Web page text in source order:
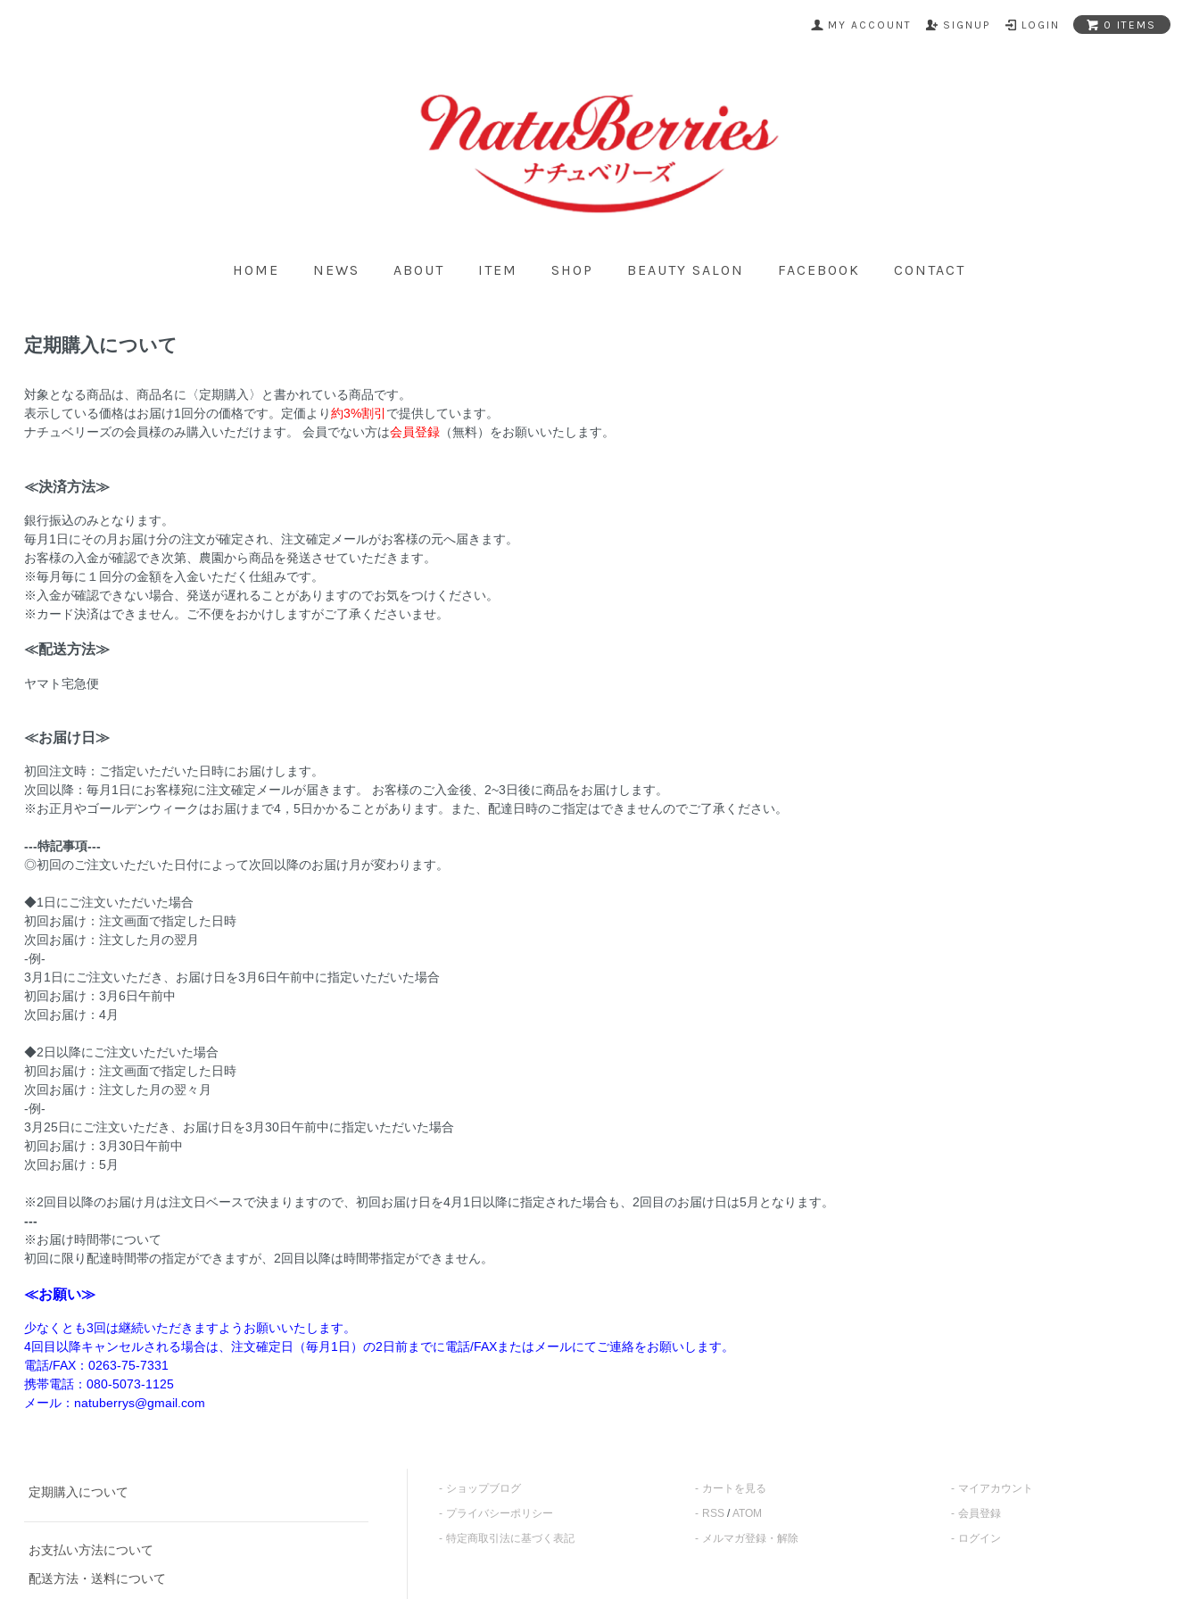
MY ACCOUNT SIGNUP LOGIN 0 ITEMS
HOME NEWS ABOUT ITEM SHOP BEAUTY SALON FACEBOOK CONTACT
定期購入について
対象となる商品は、商品名に〈定期購入〉と書かれている商品です。
表示している価格はお届け1回分の価格です。定価より約3%割引 で提供しています。
ナチュベリーズの会員様のみ購入いただけます。 会員でない方は会員登録（無料）をお願いいたします。
≪決済方法≫
銀行振込のみとなります。
毎月1日にその月お届け分の注文が確定され、注文確定メールがお客様の元へ届きます。
お客様の入金が確認でき次第、農園から商品を発送させていただきます。
※毎月毎に１回分の金額を入金いただく仕組みです。
※入金が確認できない場合、発送が遅れることがありますのでお気をつけください。
※カード決済はできません。ご不便をおかけしますがご了承くださいませ。
≪配送方法≫
ヤマト宅急便
≪お届け日≫
初回注文時：ご指定いただいた日時にお届けします。
次回以降：毎月1日にお客様宛に注文確定メールが届きます。 お客様のご入金後、2~3日後に商品をお届けします。
※お正月やゴールデンウィークはお届けまで4，5日かかることがあります。また、配達日時のご指定はできませんのでご了承ください。
---特記事項---
◎初回のご注文いただいた日付によって次回以降のお届け月が変わります。
◆1日にご注文いただいた場合
初回お届け：注文画面で指定した日時
次回お届け：注文した月の翌月
-例-
3月1日にご注文いただき、お届け日を3月6日午前中に指定いただいた場合
初回お届け：3月6日午前中
次回お届け：4月
◆2日以降にご注文いただいた場合
初回お届け：注文画面で指定した日時
次回お届け：注文した月の翌々月
-例-
3月25日にご注文いただき、お届け日を3月30日午前中に指定いただいた場合
初回お届け：3月30日午前中
次回お届け：5月
※2回目以降のお届け月は注文日ベースで決まりますので、初回お届け日を4月1日以降に指定された場合も、2回目のお届け日は5月となります。
---
※お届け時間帯について
初回に限り配達時間帯の指定ができますが、2回目以降は時間帯指定ができません。
≪お願い≫
少なくとも3回は継続いただきますようお願いいたします。
4回目以降キャンセルされる場合は、注文確定日（毎月1日）の2日前までに電話/FAXまたはメールにてご連絡をお願いします。
電話/FAX：0263-75-7331
携帯電話：080-5073-1125
メール：natuberrys@gmail.com
定期購入について
お支払い方法について
配送方法・送料について
ショップブログ
プライバシーポリシー
特定商取引法に基づく表記
カートを見る
RSS /ATOM
メルマガ登録・解除
マイアカウント
会員登録
ログイン